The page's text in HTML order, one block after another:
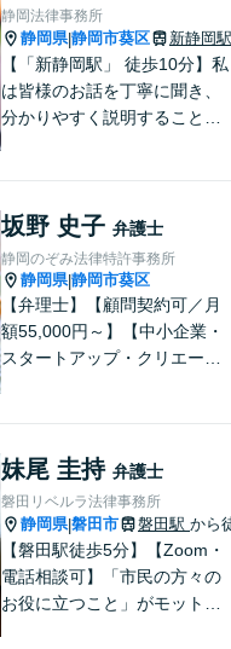
静岡法律事務所
静岡県|静岡市葵区 新静岡駅
【「新静岡駅」 徒歩10分】私
は皆様のお話を丁寧に聞き、
分かりやすく説明することを
す。 どんな些細なことでも結
構ですので、お気軽にご相談
ください。
坂野 史子 弁護士
静岡のぞみ法律特許事務所
静岡県|静岡市葵区
【弁理士】【顧問契約可／月
額55,000円～】【中小企業・
スタートアップ・クリエータ
標、著作権、不正競争防止法
の専門知識・経験豊富」「リ
ーガルフォースの高精度契約
書チェック」
妹尾 圭持 弁護士
磐田リベルラ法律事務所
静岡県|磐田市 磐田駅 から
【磐田駅徒歩5分】【Zoom・
電話相談可】「市民の方々の
お役に立つこと」がモットー